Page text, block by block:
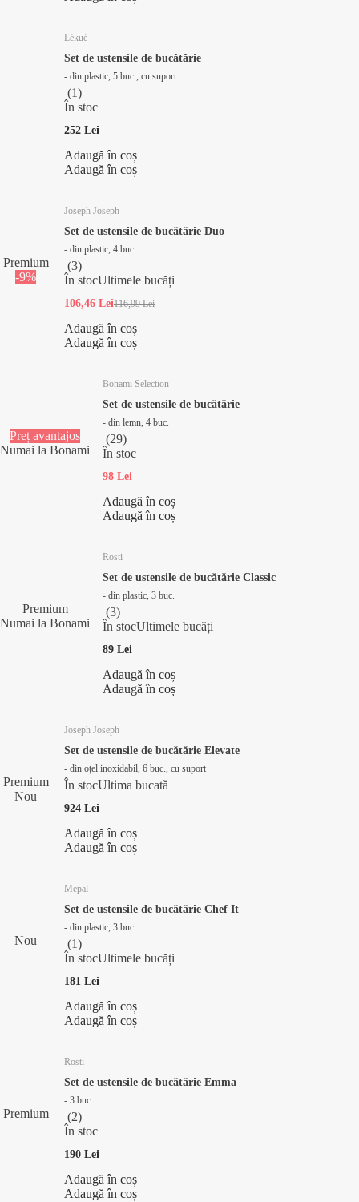
Lékué
Set de ustensile de bucătărie
- din plastic, 5 buc., cu suport
(1)
În stoc
252 Lei
Adaugă în coș
Adaugă în coș
Premium
-9%
Joseph Joseph
Set de ustensile de bucătărie Duo
- din plastic, 4 buc.
(3)
În stocUltimele bucăți
106,46 Lei116,99 Lei
Adaugă în coș
Adaugă în coș
Preț avantajos
Numai la Bonami
Bonami Selection
Set de ustensile de bucătărie
- din lemn, 4 buc.
(29)
În stoc
98 Lei
Adaugă în coș
Adaugă în coș
Premium
Numai la Bonami
Rosti
Set de ustensile de bucătărie Classic
- din plastic, 3 buc.
(3)
În stocUltimele bucăți
89 Lei
Adaugă în coș
Adaugă în coș
Premium
Nou
Joseph Joseph
Set de ustensile de bucătărie Elevate
- din oțel inoxidabil, 6 buc., cu suport
În stocUltima bucată
924 Lei
Adaugă în coș
Adaugă în coș
Nou
Mepal
Set de ustensile de bucătărie Chef It
- din plastic, 3 buc.
(1)
În stocUltimele bucăți
181 Lei
Adaugă în coș
Adaugă în coș
Premium
Rosti
Set de ustensile de bucătărie Emma
- 3 buc.
(2)
În stoc
190 Lei
Adaugă în coș
Adaugă în coș